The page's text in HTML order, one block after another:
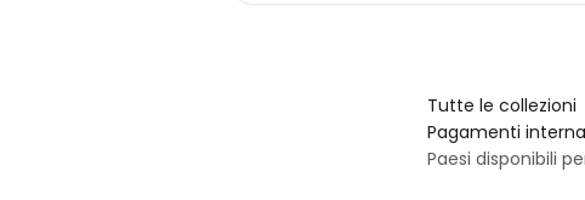
Tutte le collezioni
Pagamenti
Paesi disponibili